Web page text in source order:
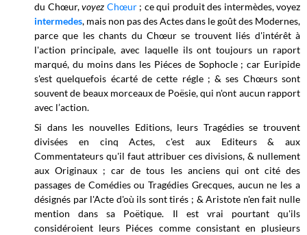
du Chœur,voyez Chœur; ce qui produit des intermèdes, voyez
intermedes, mais non pas des Actes dans le goût des Modernes,
parce que les chants du Chœur se trouvent liés d'intérêt à
l'action principale, avec laquelle ils ont toujours un raport
marqué, du moins dans les Piéces de Sophocle ; car Euripide
s'est quelquefois écarté de cette régle ; & ses Chœurs sont
souvent de beaux morceaux de Poësie, qui n'ont aucun rapport
avec l’action.
Si dans les nouvelles Editions, leurs Tragédies se trouvent
divisées en cinq Actes, c'est aux Editeurs & aux
Commentateurs qu'il faut attribuer ces divisions, & nullement
aux Originaux ; car de tous les anciens qui ont cité des
passages de Comédies ou Tragédies Grecques, aucun ne les a
désignés par l'Acte d'où ils sont tirés ; & Aristote n'en fait nulle
mention dans sa Poëtique. Il est vrai pourtant qu'ils
considéroient leurs Piéces comme consistant en plusieurs